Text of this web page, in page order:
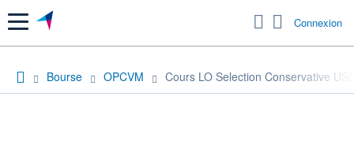
Menu Connexion
Bourse OPCVM Cours LO Selection Conservative